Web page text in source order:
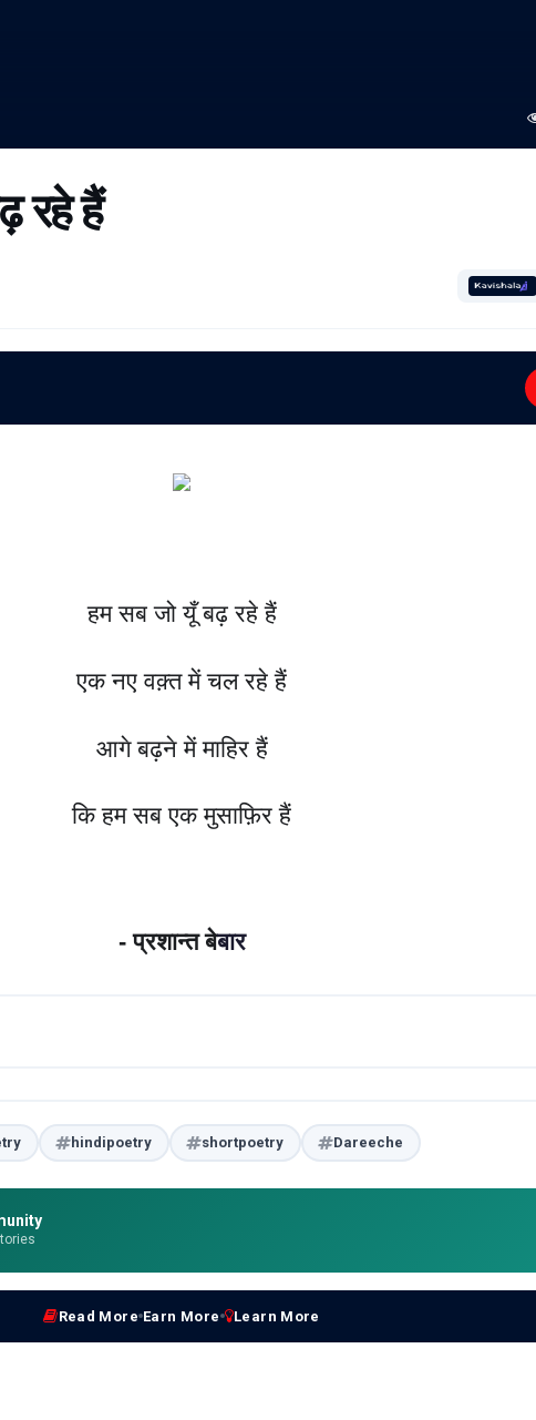
रहे हैं
हम सब जो यूँ बढ़ रहे हैं
एक नए वक़्त में चल रहे हैं
आगे बढ़ने में माहिर हैं
कि हम सब एक मुसाफ़िर हैं
- प्रशान्त बेबार
hindipoetry shortpoetry Dareeche
Read More Earn More Learn More